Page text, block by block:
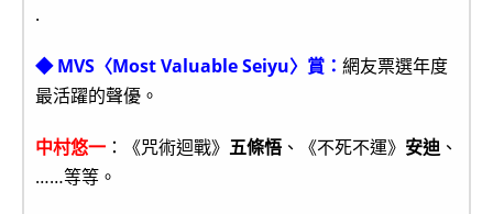
.
◆ MVS〈Most Valuable Seiyu〉賞： 網友票選年度
最活躍的聲優。
中村悠一 ：《咒術迴戰》 五條悟 、《不死不運》 安迪 、
……等等。